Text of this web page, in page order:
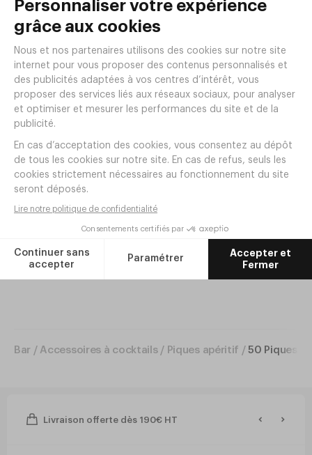
Produits de la même
gamme
Réf.
GH51
6, 40€ HT
Bar / Accessoires à cocktails / Piques apéritif / 50 Piques
Livraison offerte dès 190€ HT